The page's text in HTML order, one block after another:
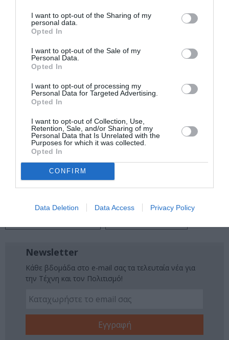
I want to opt-out of the Sharing of my
personal data.
Opted In
I want to opt-out of the Sale of my
Personal Data.
Opted In
I want to opt-out of processing my
Personal Data for Targeted Advertising.
Opted In
I want to opt-out of Collection, Use,
Retention, Sale, and/or Sharing of my
Personal Data that Is Unrelated with the
Purposes for which it was collected.
Opted In
CONFIRM
Data Deletion Data Access Privacy Policy
Πληροφορίες / Κρατήσεις:
Ακολουθήστε το Culturenow.gr στο
μάθετε πρώτοι όλες τις ειδήσεις
Δείτε όλα τατελευταία νέα
Πολιτισμό στο
Culturenow.gr
Νέοι Διαγωνισμοί❯
ΘΕΑΤΡΙΚΕΣ ΠΑΡΑΣΤΑΣΕΙΣ 2024 - 2025
ΘΟΔΩΡΗΣ ΟΙΚΟΝΟΜΟΥ
ΚΩΜΩΔΙΑ
Newsletter
Κάθε βδομάδα στο e-mail σας τα τελευταία νέα για
την Τέχνη και τον Πολιτισμό!